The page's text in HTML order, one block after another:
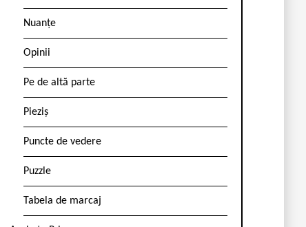
Nuanțe
Opinii
Pe de altă parte
Pieziș
Puncte de vedere
Puzzle
Tabela de marcaj